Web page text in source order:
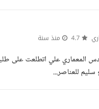
منذ سنة
المعماري علي اتطلعت على
للعناصر...